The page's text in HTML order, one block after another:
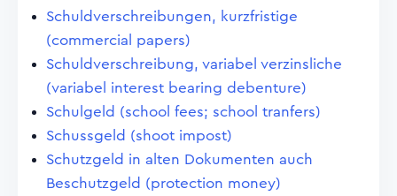
Schuldverschreibungen, kurzfristige
(commercial papers)
Schuldverschreibung, variabel verzinsliche
(variabel interest bearing debenture)
Schulgeld (school fees; school tranfers)
Schussgeld (shoot impost)
Schutzgeld in alten Dokumenten auch
Beschutzgeld (protection money)